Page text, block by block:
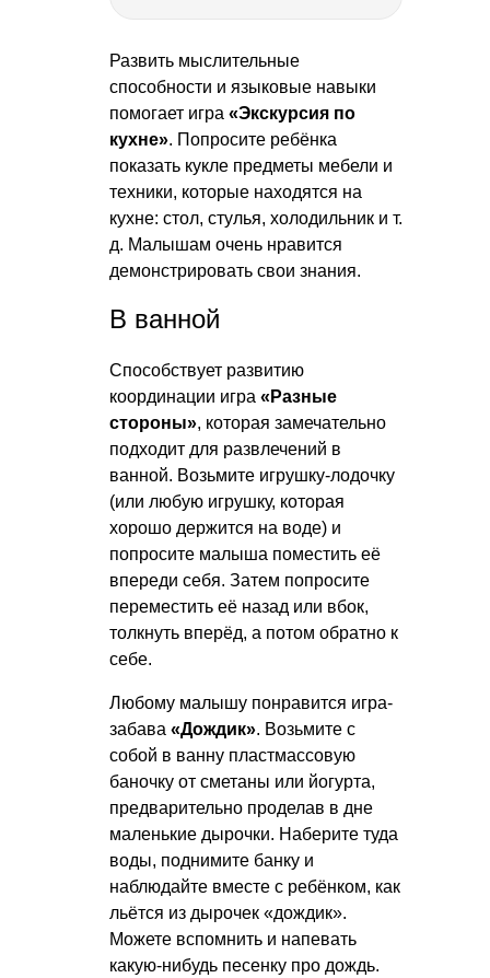
Развить мыслительные
способности и языковые навыки
помогает игра «Экскурсия по
кухне». Попросите ребёнка
показать кукле предметы мебели и
техники, которые находятся на
кухне: стол, стулья, холодильник и т.
д. Малышам очень нравится
демонстрировать свои знания.
В ванной
Способствует развитию
координации игра «Разные
стороны», которая замечательно
подходит для развлечений в
ванной. Возьмите игрушку-лодочку
(или любую игрушку, которая
хорошо держится на воде) и
попросите малыша поместить её
впереди себя. Затем попросите
переместить её назад или вбок,
толкнуть вперёд, а потом обратно к
себе.
Любому малышу понравится игра-
забава «Дождик». Возьмите с
собой в ванну пластмассовую
баночку от сметаны или йогурта,
предварительно проделав в дне
маленькие дырочки. Наберите туда
воды, поднимите банку и
наблюдайте вместе с ребёнком, как
льётся из дырочек «дождик».
Можете вспомнить и напевать
какую-нибудь песенку про дождь.